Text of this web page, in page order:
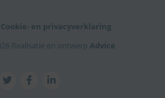
Cookie- en privacyverklaring
Realisatie en ontwerp Advice